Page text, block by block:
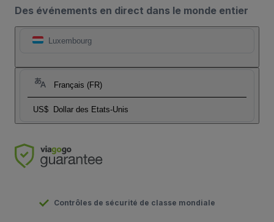
Des événements en direct dans le monde entier
Luxembourg
Français (FR)
US$ Dollar des Etats-Unis
Contrôles de sécurité de classe mondiale